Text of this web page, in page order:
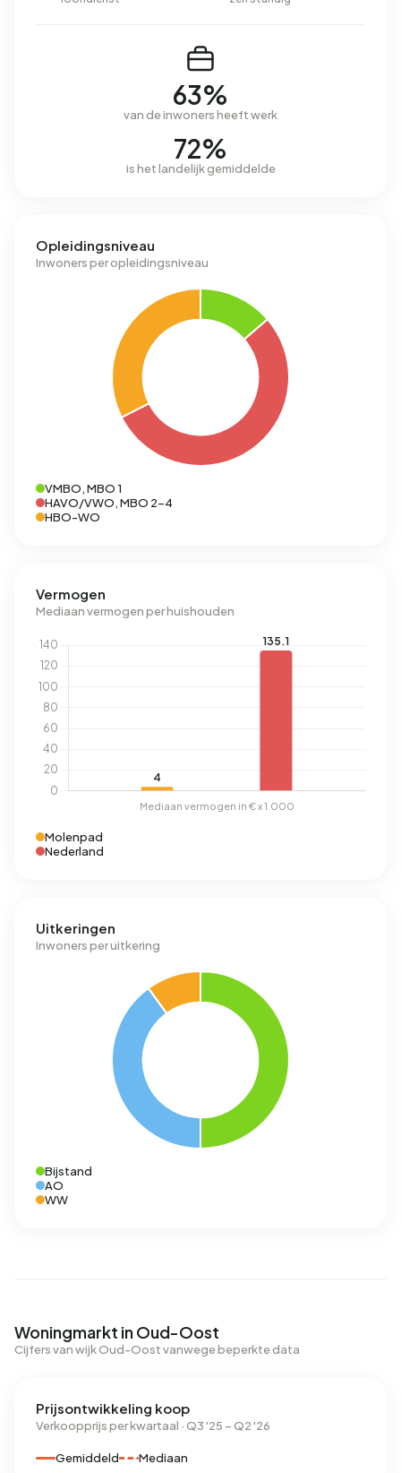
63%
van de inwoners heeft werk
72%
is het landelijk gemiddelde
Opleidingsniveau
Inwoners per opleidingsniveau
VMBO, MBO 1
HAVO/VWO, MBO 2-4
HBO-WO
Vermogen
Mediaan vermogen per huishouden
Molenpad
Nederland
Uitkeringen
Inwoners per uitkering
Bijstand
AO
WW
Woningmarkt in Oud-Oost
Cijfers van wijk Oud-Oost vanwege beperkte data
Prijsontwikkeling koop
Verkoopprijs per kwartaal · Q3 '25 – Q2 '26
Gemiddeld Mediaan